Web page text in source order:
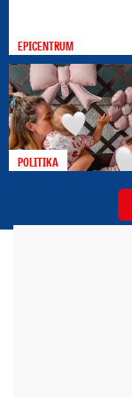
EPICENTRUM
POLITIKA